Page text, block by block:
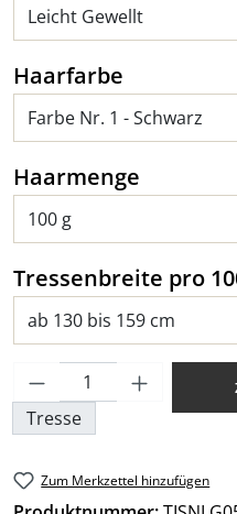
Haarfarbe
Haarmenge
Tressenbreite pro
Produkt Anzahl:
Tresse
Zum Merkzettel hinzufügen